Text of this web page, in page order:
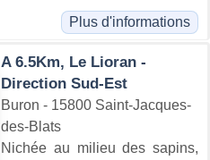
Plus d'informations
A 6.5Km, Le Lioran -
Direction Sud-Est
Buron - 15800 Saint-Jacques-
des-Blats
Nichée au milieu des sapins,